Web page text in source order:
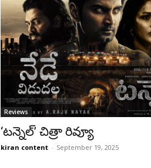
Reviews
‘టన్నెల్’ చిత్రా రివ్యూ
kiran content - September 19, 2025